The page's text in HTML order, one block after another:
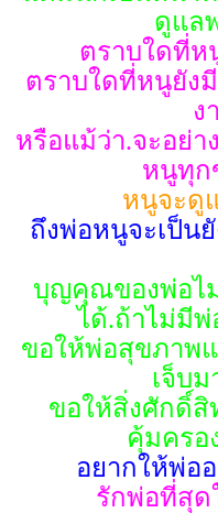
ดูแล
ตราบใดที่ห
ตราบใดที่หนูยัง
ง
หรือแม้ว่า.จะอย่
หนูทุก
หนูจะดู
ถึงพ่อหนูจะเป็น
บุญคุณของพ่อไม่
ได้.ถ้าไม่มี
ขอให้พ่อสุขภาพ
เจ็บม
ขอให้สิ่งศักดิ์สิ
คุ้มครอ
อยากให้พ่อ
รักพ่อที่สุด